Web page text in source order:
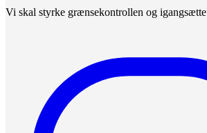
Vi skal styrke grænsekontrollen og igangsætte